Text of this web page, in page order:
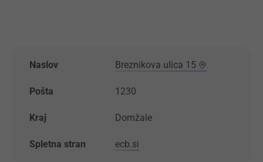
Naslov Breznikova ulica 15
Pošta 1230
Kraj Domžale
Spletna stran ecb.si